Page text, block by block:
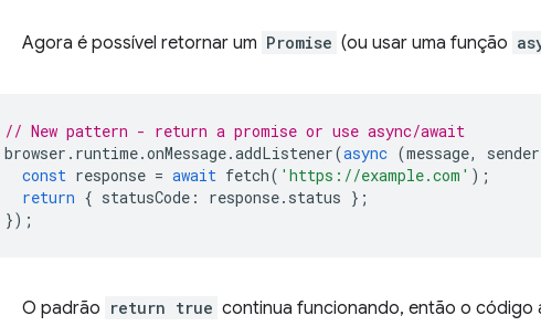
Agora é possível retornar um Promise (ou usar uma função
// New pattern - return a promise or use async/await
browser . runtime.onMessage.addListener(async (message, sender
const response = await fetch( 'https://example.com' );
return { statusCode : response. status };
});
O padrão return true continua funcionando, então o código